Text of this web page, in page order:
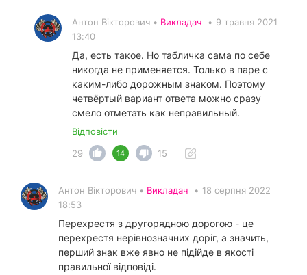
Антон Вікторович • Викладач • 9 травня 2021
13:40
Да, есть такое. Но табличка сама по себе
никогда не применяется. Только в паре с
каким-либо дорожным знаком. Поэтому
четвёртый вариант ответа можно сразу
смело отметать как неправильный.
Відповісти
29
14 15
Антон Вікторович • Викладач • 18 серпня 2022
18:53
Перехрестя з другорядною дорогою - це
перехрестя нерівнозначних доріг, а значить,
перший знак вже явно не підійде в якості
правильної відповіді.